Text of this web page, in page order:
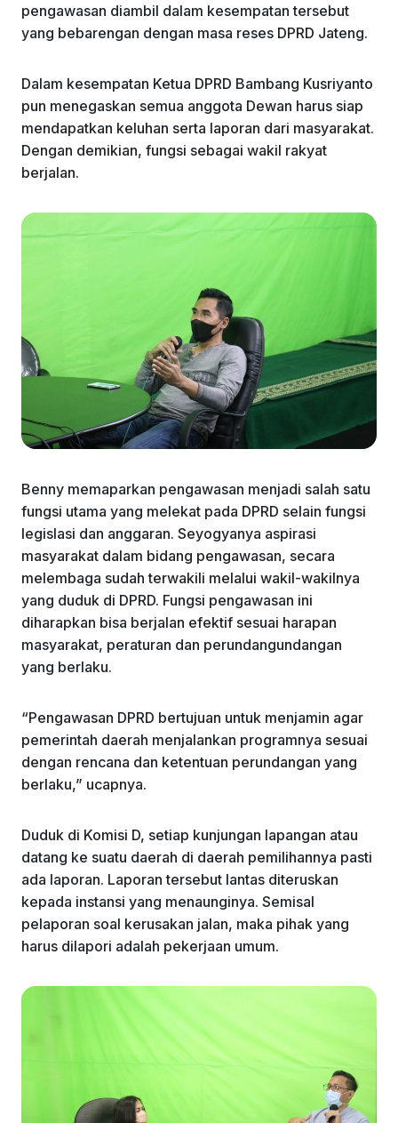
pengawasan diambil dalam kesempatan tersebut
yang bebarengan dengan masa reses DPRD Jateng.
Dalam kesempatan Ketua DPRD Bambang Kusriyanto
pun menegaskan semua anggota Dewan harus siap
mendapatkan keluhan serta laporan dari masyarakat.
Dengan demikian, fungsi sebagai wakil rakyat
berjalan.
Benny memaparkan pengawasan menjadi salah satu
fungsi utama yang melekat pada DPRD selain fungsi
legislasi dan anggaran. Seyogyanya aspirasi
masyarakat dalam bidang pengawasan, secara
melembaga sudah terwakili melalui wakil-wakilnya
yang duduk di DPRD. Fungsi pengawasan ini
diharapkan bisa berjalan efektif sesuai harapan
masyarakat, peraturan dan perundangundangan
yang berlaku.
“Pengawasan DPRD bertujuan untuk menjamin agar
pemerintah daerah menjalankan programnya sesuai
dengan rencana dan ketentuan perundangan yang
berlaku,” ucapnya.
Duduk di Komisi D, setiap kunjungan lapangan atau
datang ke suatu daerah di daerah pemilihannya pasti
ada laporan. Laporan tersebut lantas diteruskan
kepada instansi yang menaunginya. Semisal
pelaporan soal kerusakan jalan, maka pihak yang
harus dilapori adalah pekerjaan umum.